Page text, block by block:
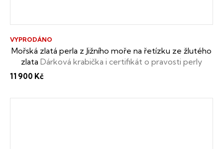
Mořská zlatá perla z Jižního moře na řetízku ze žlutého
zlata Dárková krabička i certifikát o pravosti perly
VYPRODÁNO
11 900 Kč